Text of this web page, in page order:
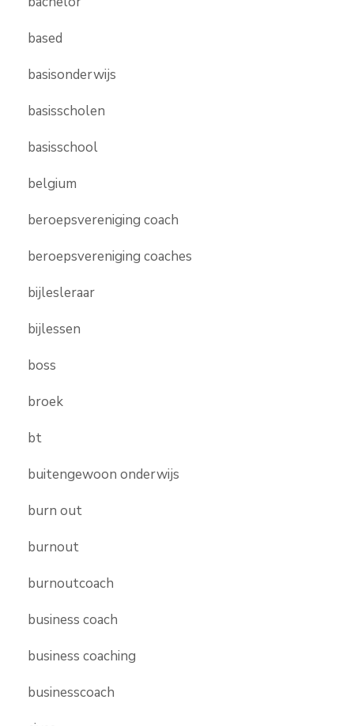
based
basisonderwijs
basisscholen
basisschool
belgium
beroepsvereniging coach
beroepsvereniging coaches
bijlesleraar
bijlessen
boss
broek
bt
buitengewoon onderwijs
burn out
burnout
burnoutcoach
business coach
business coaching
businesscoach